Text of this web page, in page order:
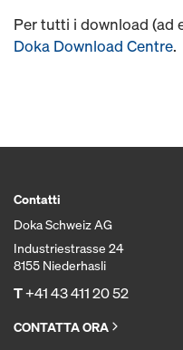
Per tutti i download (ad
Doka Download Centre.
Contatti
Doka Schweiz AG
Industriestrasse 24
8155 Niederhasli
T+41 43 411 20 52
CONTATTA ORA